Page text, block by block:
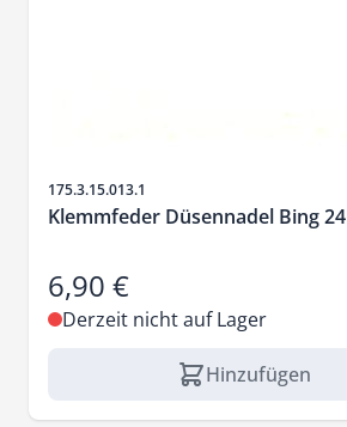
Artikelnr.
175.3.15.013.1
Klemmfeder Düsennadel Bing 24
6,90 €
Derzeit nicht auf Lager
Hinzufügen